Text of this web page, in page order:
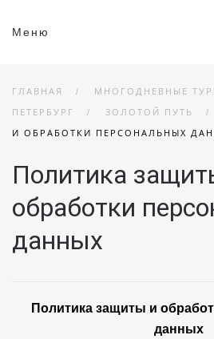
Меню
ГЛАВНАЯ МНОГОДНЕВНЫЕ
ПЕТЕРБУРГ
ЗОЛОТОЙ ПУТЬ
И ОБРАБОТКИ ПЕРСОНАЛЬНЫХ
Политика
обработки
данных
Политика защиты и
данных